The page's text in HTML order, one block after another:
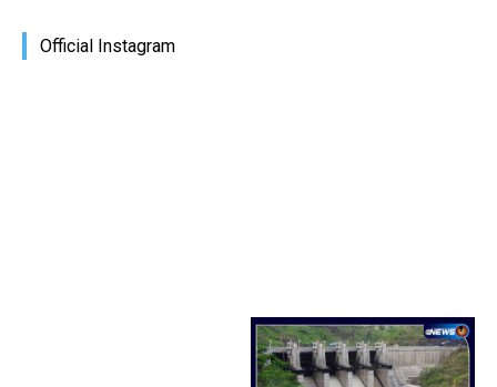
Official Instagram